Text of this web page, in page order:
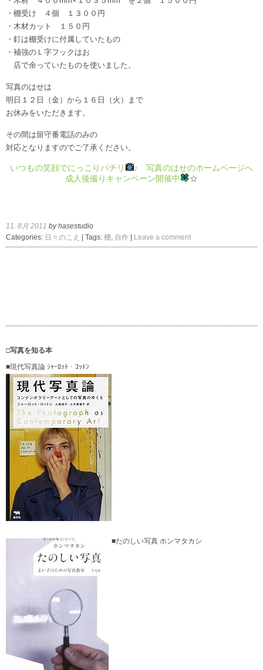
・棚受け ４個 １３００円
・木材カット １５０円
・釘は棚受けに付属していたもの
・補強のＬ字フックはお
店で余っていたものを使いました。
写真のはせは
明日１２日（金）から１６日（火）まで
お休みをいただきます。
その間は留守番電話のみの
対応となりますのでご了承ください。
いつもの笑顔でにっこりパチリ
♪ 写真のはせのホームページへ
成人後撮りキャンペーン開催中
☆
11. 8月 2011 by hasestudio
Categories: 日々のこえ | Tags: 棚 , 自作 Leave a comment
□写真を知る本
■現代写真論 ｼｬｰﾛｯﾄ・ｺｯﾄﾝ
■たのしい写真 ホンマタカシ